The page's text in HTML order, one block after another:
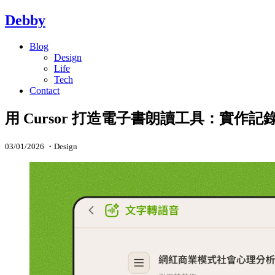
Debby
Blog
Design
Life
Tech
Contact
用 Cursor 打造電子書朗讀工具：實作記
03/01/2026 ・ Design